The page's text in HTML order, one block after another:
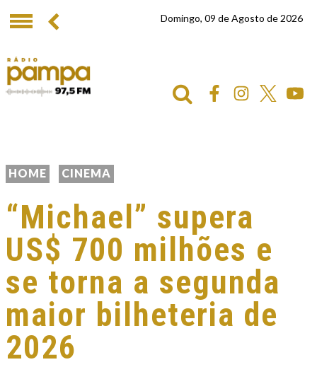
Domingo, 09 de Agosto de 2026
HOME CINEMA
“Michael” supera
US$ 700 milhões e
se torna a segunda
maior bilheteria de
2026